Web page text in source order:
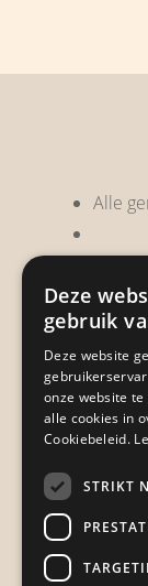
Alle
Deze
gebruik
Deze website
onze website
alle cookies in
Cookiebeleid.
STRIKT